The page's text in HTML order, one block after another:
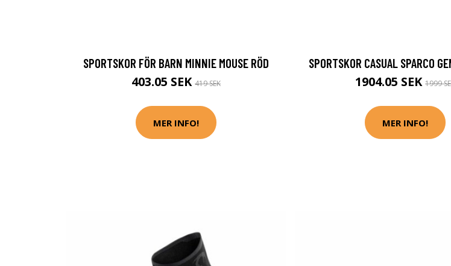
SPORTSKOR FÖR BARN MINNIE MOUSE RÖD
403.05 SEK 419 SEK
MER INFO!
SPORTSKOR CASUAL SPARCO
1904.05 SEK 1999
MER INFO!